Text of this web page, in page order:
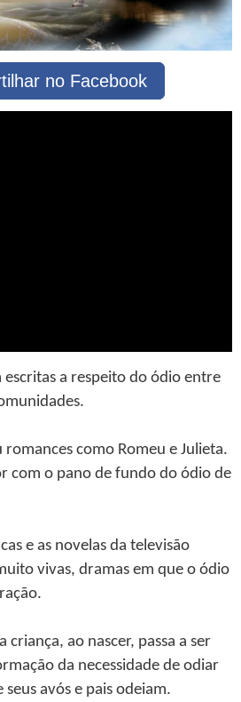
no Facebook
a respeito do ódio entre
como Romeu e Julieta.
com o pano de fundo do ódio de
e as novelas da televisão
vivas, dramas em que o ódio
criança, ao nascer, passa a ser
da necessidade de odiar
avós e pais odeiam.